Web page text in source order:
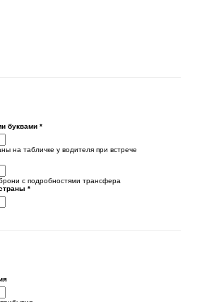
буквами *
на табличке у водителя при встрече
с подробностями трансфера
*